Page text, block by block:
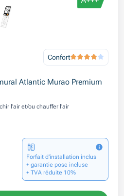
Confort
Atlantic Murao Premium
l'air et/ou chauffer l'air
Forfait d’installation inclus
+ garantie pose incluse
+ TVA réduite 10%